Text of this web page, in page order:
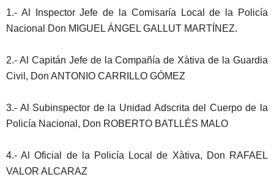
1.- Al Inspector Jefe de la Comisaría Local de la Policía
Nacional Don MIGUEL ÁNGEL GALLUT MARTÍNEZ.
2.- Al Capitán Jefe de la Compañía de Xàtiva de la Guardia
Civil, Don ANTONIO CARRILLO GÓMEZ
3.- Al Subinspector de la Unidad Adscrita del Cuerpo de la
Policía Nacional, Don ROBERTO BATLLÉS MALO
4.- Al Oficial de la Policía Local de Xàtiva, Don RAFAEL
VALOR ALCARAZ